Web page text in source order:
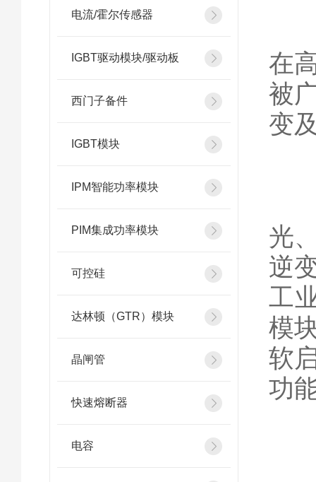
电流/霍尔传感器
IGBT驱动模块/驱动板
西门子备件
IGBT模块
IPM智能功率模块
PIM集成功率模块
可控硅
达林顿（GTR）模块
晶闸管
快速熔断器
电容
在
被
变
光
逆
工
模
软
功